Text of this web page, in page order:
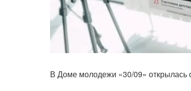
В Доме молодежи «30/09»